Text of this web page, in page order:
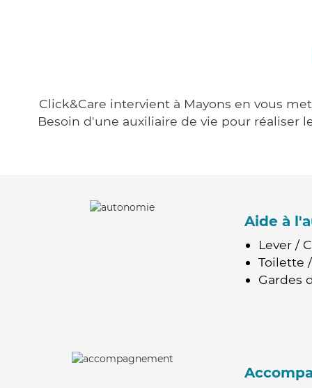
Click&Care intervient à Mayons en vous
Besoin d'une auxiliaire de vie pour réaliser
Aide à
Lever /
Toilette
Gardes